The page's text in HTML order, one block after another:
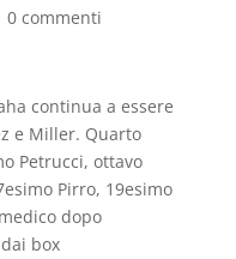
0 commenti
continua a essere
e Miller. Quarto
Petrucci, ottavo
Pirro, 19esimo
dopo
box